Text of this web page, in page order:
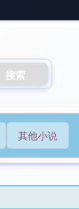
搜索
其他小说